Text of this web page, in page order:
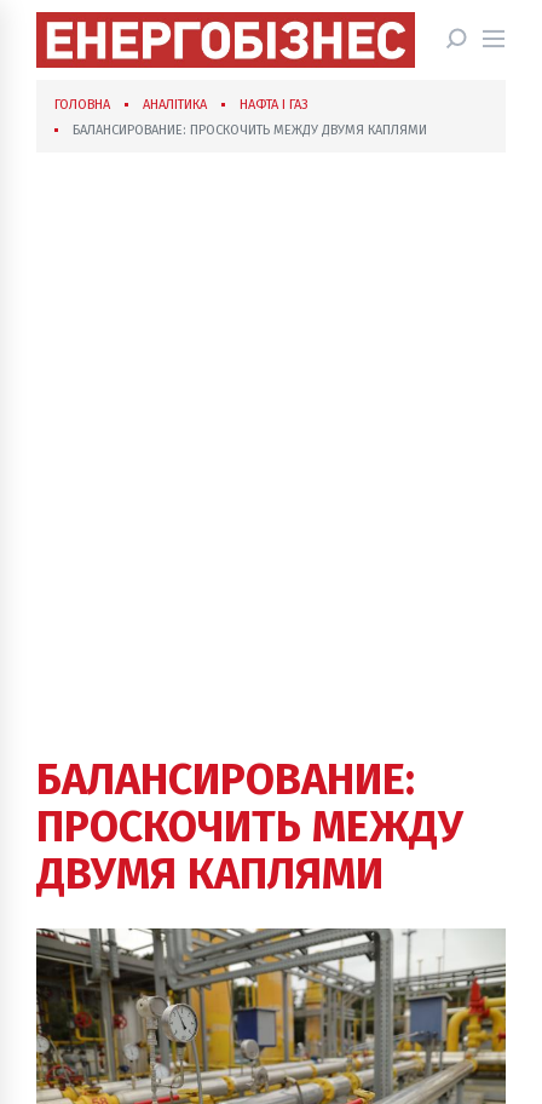
ГОЛОВНА АНАЛІТИКА
НАФТА І ГАЗ
БАЛАНСИРОВАНИЕ: ПРОСКОЧИТЬ МЕЖДУ ДВУМЯ КАПЛЯМИ
БАЛАНСИРОВАНИЕ:
ПРОСКОЧИТЬ МЕЖДУ
ДВУМЯ КАПЛЯМИ